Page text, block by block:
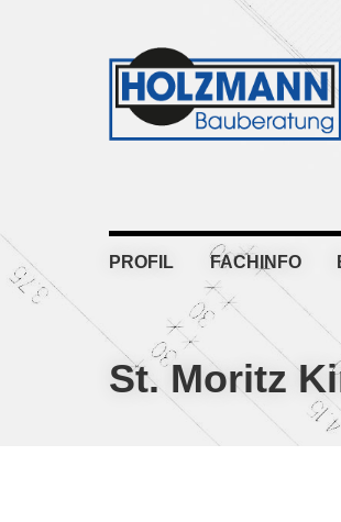
PROFIL FACHINFO
St. Moritz